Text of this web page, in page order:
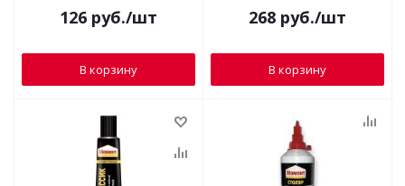
126 руб./шт
В корзину
268 руб./шт
В корзину